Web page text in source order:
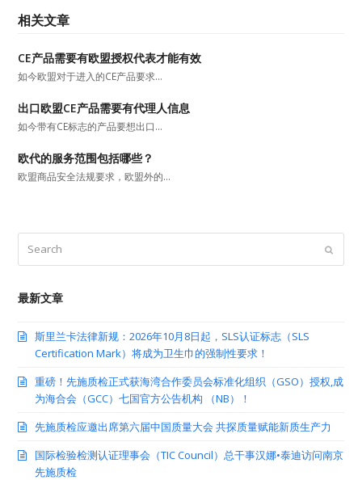
相关文章
CE产品需要有欧盟授权代表才能有效
如今欧盟对于进入的CE产品要求…
出口欧盟CE产品需要有代理人信息
如今带有CE标志的产品要想出口…
欧代的服务范围包括哪些？
欧盟商品安全法规要求，欧盟外的…
最新文章
斯里兰卡法律新规：2026年10月8日起，SLS认证标志（SLS
Certification Mark）将成为卫生巾的强制性要求！
重磅！先施质检正式获海湾合作委员会标准化组织（GSO）授权,成
为海合会（GCC）七国官方公告机构 （NB）！
先施质检应邀出席第六届中国质量大会 共探质量赋能新质生产力
国际检验检测认证理事会（TIC Council）总干事汉娜•泰迪访问南京
先施质检